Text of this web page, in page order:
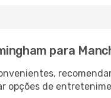
para
opções de